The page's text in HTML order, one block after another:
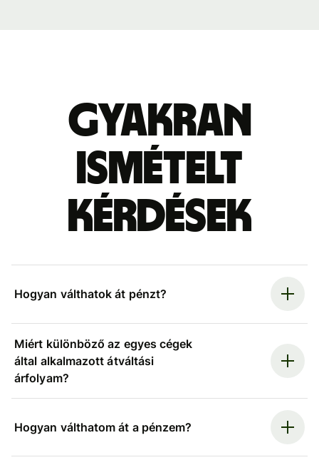
Gyakran
ismételt
kérdések
Hogyan válthatok át pénzt?
Miért különböző az egyes cégek
által alkalmazott átváltási
árfolyam?
Hogyan válthatom át a pénzem?